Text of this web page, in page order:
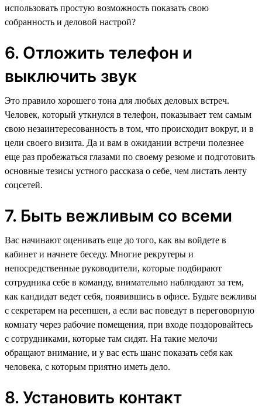
использовать простую возможность показать свою
собранность и деловой настрой?
6. Отложить телефон и
выключить звук
Это правило хорошего тона для любых деловых встреч.
Человек, который уткнулся в телефон, показывает тем самым
свою незаинтересованность в том, что происходит вокруг, и в
цели своего визита. Да и вам в ожидании встречи полезнее
еще раз пробежаться глазами по своему резюме и подготовить
основные тезисы устного рассказа о себе, чем листать ленту
соцсетей.
7. Быть вежливым со всеми
Вас начинают оценивать еще до того, как вы войдете в
кабинет и начнете беседу. Многие рекрутеры и
непосредственные руководители, которые подбирают
сотрудника себе в команду, внимательно наблюдают за тем,
как кандидат ведет себя, появившись в офисе. Будьте вежливы
с секретарем на ресепшен, а если вас поведут в переговорную
комнату через рабочие помещения, при входе поздоровайтесь
с сотрудниками, которые там сидят. На такие мелочи
обращают внимание, и у вас есть шанс показать себя как
человека, с которым приятно иметь дело.
8. Установить контакт